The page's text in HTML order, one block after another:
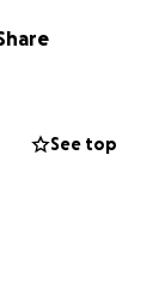
Moment
See top